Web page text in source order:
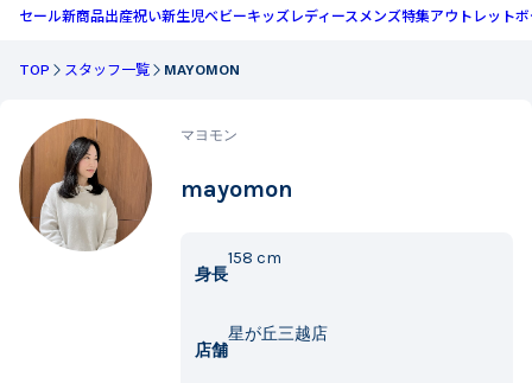
セール新商品出産祝い新生児ベビーキッズ レディースメンズ特集アウトレットボ
TOP スタッフ一覧 MAYOMON
マヨモン
mayomon
身長
158 cm
店舗
星が丘三越店